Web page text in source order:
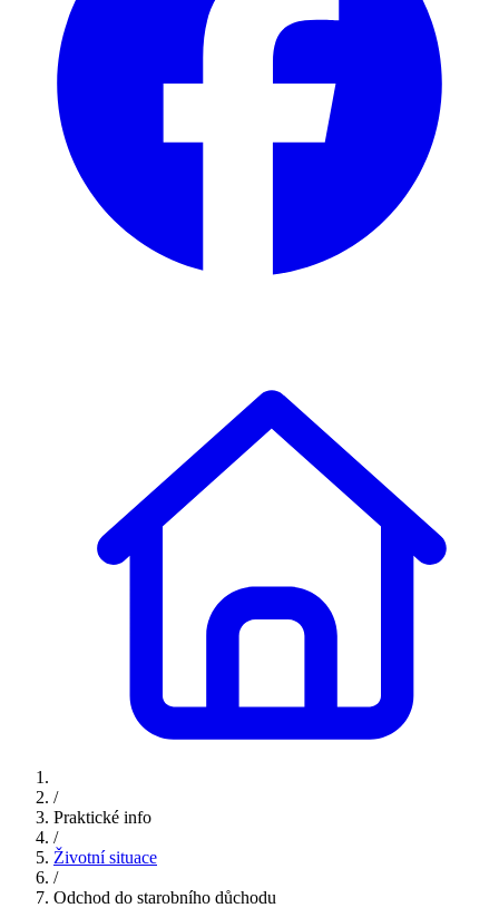
/
Praktické info
/
Životní situace
/
Odchod do starobního důchodu